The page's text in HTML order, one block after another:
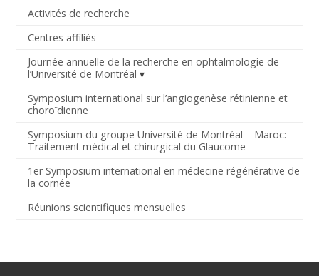
Activités de recherche
Centres affiliés
Journée annuelle de la recherche en ophtalmologie de
l’Université de Montréal
Symposium international sur l’angiogenèse rétinienne et
choroïdienne
Symposium du groupe Université de Montréal – Maroc:
Traitement médical et chirurgical du Glaucome
1er Symposium international en médecine régénérative de
la cornée
Réunions scientifiques mensuelles